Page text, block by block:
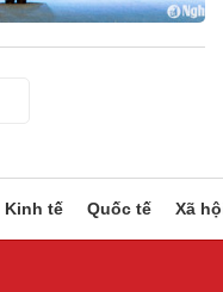
Kinh tế Quốc tế Xã